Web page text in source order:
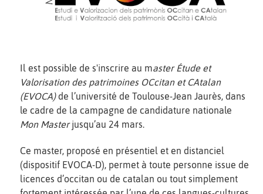
Il est possible de s'inscrire au master Étude et
Valorisation des patrimoines OCcitan et CAtalan
(EVOCA)de l’université de Toulouse-Jean Jaurès, dans
le cadre de la campagne de candidature nationale
Mon Masterjusqu’au 24 mars.
Ce master, proposé en présentiel et en distanciel
(dispositif EVOCA-D), permet à toute personne issue de
licences d’occitan ou de catalan ou tout simplement